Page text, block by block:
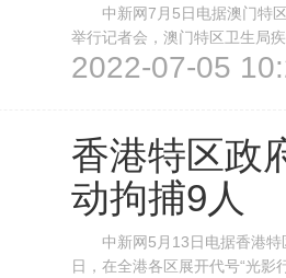
中新网7月5日电据澳门特区
举行记者会，澳门特区卫生局
测能力指出，现时澳门的核酸
2022-07-05
香港特区政
动拘捕9人
中新网5月13日电据香港特
日，在全港各区展开代号“光影